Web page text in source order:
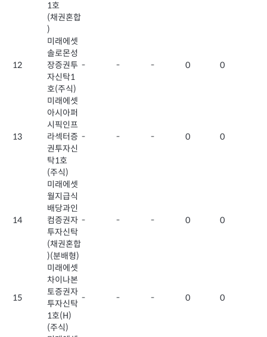
1호
(채권혼합
)
12
미래에셋
솔로몬성
장증권투
자신탁1
호(주식)
- - - 0 0
13
미래에셋
아시아퍼
시픽인프
라섹터증
권투자신
탁1호
(주식)
- - - 0 0
14
미래에셋
월지급식
배당과인
컴증권자
투자신탁
(채권혼합
)(분배형)
- - - 0 0
15
미래에셋
차이나본
토증권자
투자신탁
1호(H)
(주식)
- - - 0 0